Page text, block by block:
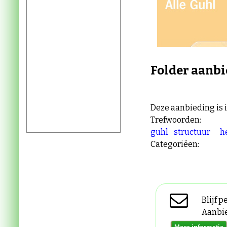
Folder
Deze aanbieding
Trefwoorden:
guhl structuur
Categoriëen:
Blijf